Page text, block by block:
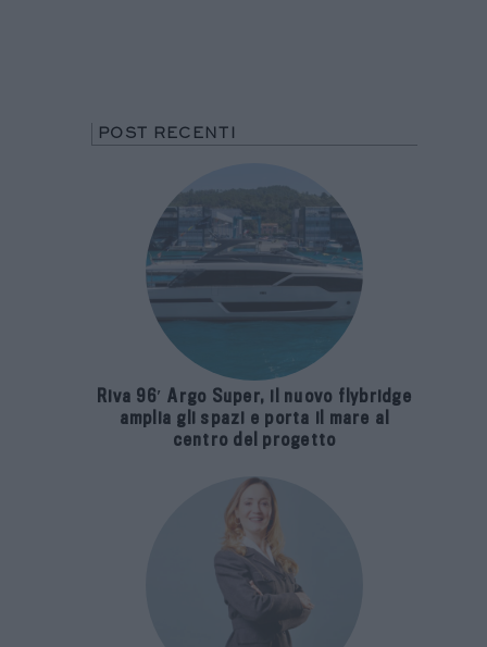
POST RECENTI
Riva 96′ Argo Super, il nuovo flybridge
amplia gli spazi e porta il mare al
centro del progetto